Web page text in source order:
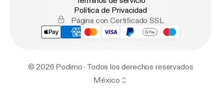
Política de Privacidad
Página con Certificado SSL
© 2026 Podimo · Todos los derechos reservados
México